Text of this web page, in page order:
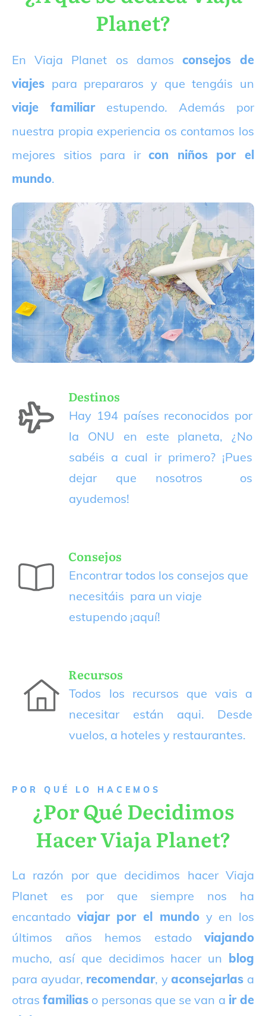
Planet?
En Viaja Planet os damos consejos de
viajes para prepararos y que tengáis un
viaje familiarestupendo. Además por
nuestra propia experiencia os contamos los
mejores sitios para ircon niños por el
mundo.
Destinos
Hay 194 países reconocidos por
la ONU en este planeta, ¿No
sabéis a cual ir primero? ¡Pues
dejar que nosotros os
ayudemos!
Consejos
Encontrar todos los consejos que
necesitáis para un viaje
estupendo ¡aquí!
Recursos
Todos los recursos que vais a
necesitar están aqui. Desde
vuelos, a hoteles y restaurantes.
P OR QUÉ LO HACEMOS
¿Por Qué Decidimos
Hacer Viaja Planet?
La razón por que decidimos hacer Viaja
Planet es por que siempre nos ha
encantado viajar por el mundoy en los
últimos años hemos estado viajando
mucho, así que decidimos hacer un blog
para ayudar, recomendar, yaconsejarlas a
otrasfamilias o personas que se van a ir de